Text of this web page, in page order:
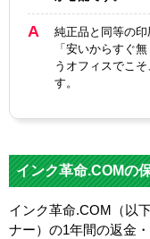
純正品と同等の印
「安いからすぐ
うオフィスでこ
す。
インク革命.COMの
インク革命.COM（以
ナー）の1年間の返金